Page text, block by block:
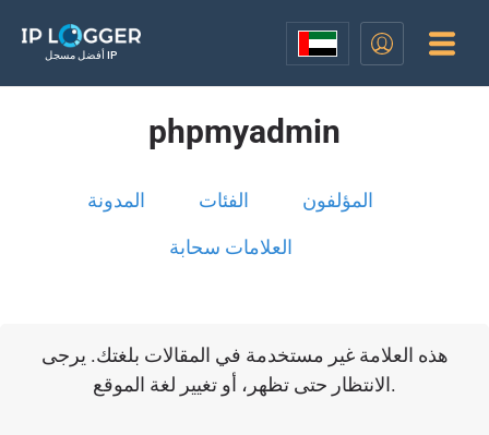
أفضل مسجل IP
phpmyadmin
المدونة الفئات المؤلفون
العلامات سحابة